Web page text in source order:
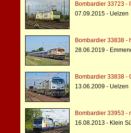
Bombardier 33723 -
07.09.2015 - Uelzen
Bombardier 33838 -
28.06.2019 -
Bombardier 33838 -
13.06.2009 - Uelzen
Bombardier 33953 -
16.08.2013 - Klein